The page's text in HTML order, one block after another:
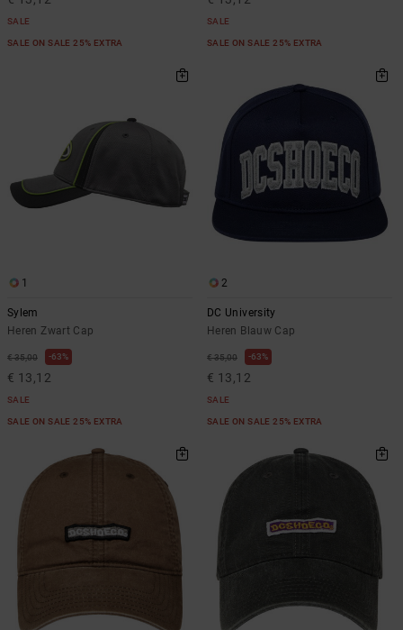
SALE
SALE ON SALE 25% EXTRA
SALE
SALE ON SALE 25% EXTRA
1
Sylem
Heren Zwart Cap
€ 35,00 63%
€ 13,12
SALE
SALE ON SALE 25% EXTRA
2
DC University
Heren Blauw Cap
€ 35,00 63%
€ 13,12
SALE
SALE ON SALE 25% EXTRA